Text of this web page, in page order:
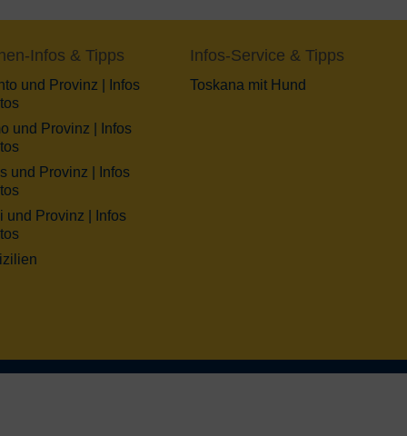
Infos & Tipps
und Provinz | Infos
und Provinz | Infos
und Provinz | Infos
und Provinz | Infos
Infos-Service & Tipps
Toskana mit Hund